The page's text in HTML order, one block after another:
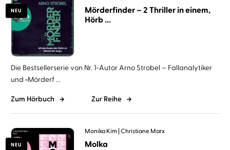
NEU
Mörderfinder – 2 Thriller in einem,
Hörb ...
Die Bestsellerserie von Nr. 1-Autor Arno Strobel – Fallanalytiker
und »Mörderf ...
Zum Hörbuch Zur Reihe
NEU
Monika Kim Christiane Marx
Molka